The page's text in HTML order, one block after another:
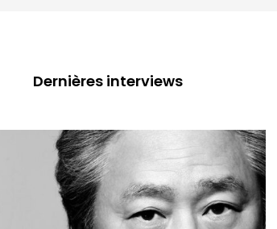
Dernières interviews